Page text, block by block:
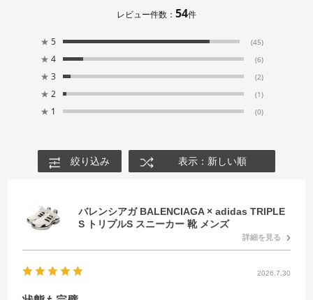
レビュー件数： 54件
★ 5 (45)
★ 4 (6)
★ 3 (2)
★ 2 (1)
★ 1 (0)
絞り込み 表示：新しい順
バレンシアガ BALENCIAGA × adidas TRIPLE
S トリプルS スニーカー 靴 メンズ
詳細を見る
2026.7.30